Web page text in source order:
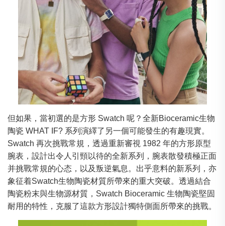
但如果，當初選的是方形 Swatch 呢？全新Bioceramic生物
陶瓷 WHAT IF? 系列演繹了另一個可能發生的有趣現實。
Swatch 再次挑戰常規，透過重新審視 1982 年的方形原型
腕表，設計出令人引頸以待的全新系列，腕表散發積極正面
并挑戰常規的心态，以及叛逆氣息。出乎意料的新系列，亦
象征着Swatch生物陶瓷材質所帶來的重大突破。透過結合
陶瓷粉末與生物源材質，Swatch Bioceramic 生物陶瓷堅固
耐用的特性，克服了這款方形設計獨特側面所帶來的挑戰。